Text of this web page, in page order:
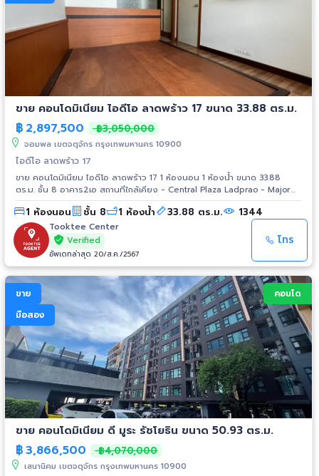
ขาย คอนโดมิเนียม ไอดีโอ ลาดพร้าว 17 ขนาด 33.88 ตร.ม.
฿ 2,897,500 ฿3,050,000
จอมพล เขตจตุจักร กรุงเทพมหานคร 10900
ไอดีโอ ลาดพร้าว 17
ขาย คอนโดมิเนียม ไอดีโอ ลาดพร้าว 17 1 ห้องนอน 1 ห้องน้ำ ขนาด 33.88
ตร.ม. ชั้น 8 อาคาร2เอ สถานที่ใกล้เคียง - Central Plaza Ladprao - Major
Ratchayothin - Esplanade การเดินทาง - ถ.ลาดพร้าว - ถ.รัชดาภิเษก -
ถ.พหลโยธิน - ถ.วิภาวดีรังสิต รถไฟฟ้า - MRT สถานีลาดพร้าว
1 ห้องนอน ชั้น 8 1 ห้องน้ำ 33.88 ตร.ม. 1344
Tooktee Center
Verified
อัพเดทล่าสุด 20/ส.ค./2567
โทร
ขาย
มือสอง
คอนโด
ขาย คอนโดมิเนียม ดี มูระ รัชโยธิน ขนาด 50.93 ตร.ม.
฿3,866,500 ฿4,070,000
เสนานิคม เขตจตุจักร กรุงเทพมหานคร 10900